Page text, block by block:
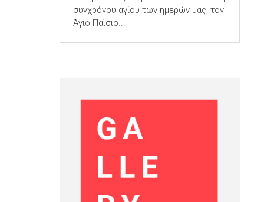
συγχρόνου αγίου των ημερών μας, τον
Άγιο Παΐσιο...